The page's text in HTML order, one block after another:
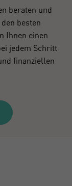
beraten und
besten
Ihnen einen
jedem Schritt
finanziellen